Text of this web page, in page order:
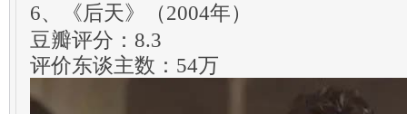
6、《后天》（2004年）
豆瓣评分：8.3
评价东谈主数：54万